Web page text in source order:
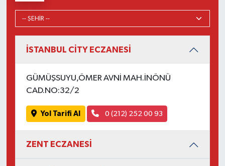
İSTANBUL CİTY ECZANESİ
GÜMÜŞSUYU,ÖMER AVNİ MAH.İNÖNÜ
CAD.NO:32/2
Yol Tarifi Al 0 (212) 252 00 93
ZENT ECZANESİ